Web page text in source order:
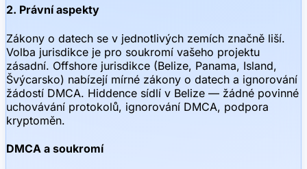
2. Právní aspekty
Zákony o datech se v jednotlivých zemích značně liší.
Volba jurisdikce je pro soukromí vašeho projektu
zásadní. Offshore jurisdikce (Belize, Panama, Island,
Švýcarsko) nabízejí mírné zákony o datech a ignorování
žádostí DMCA. Hiddence sídlí v Belize — žádné povinné
uchovávání protokolů, ignorování DMCA, podpora
kryptoměn.
DMCA a soukromí